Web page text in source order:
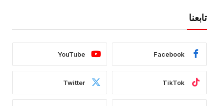
تابعنا
Facebook
YouTube
TikTok
Twitter